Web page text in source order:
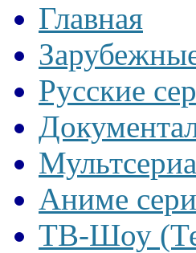
Главная
Русские
Аниме
ТВ-Шоу